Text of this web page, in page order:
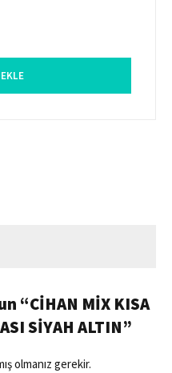
“CİHAN MİX KISA
SİYAH ALTIN”
olmanız gerekir.